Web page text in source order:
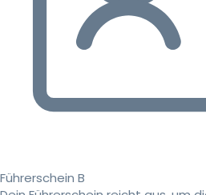
Führerschein B